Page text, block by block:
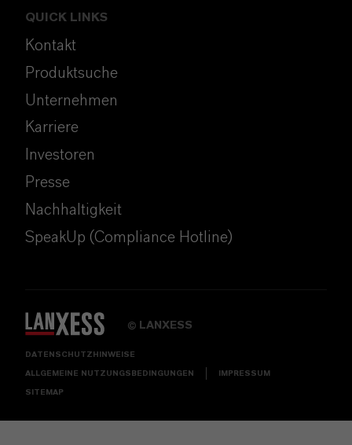
QUICK LINKS
Kontakt
Produktsuche
Unternehmen
Karriere
Investoren
Presse
Nachhaltigkeit
SpeakUp (Compliance Hotline)
© LANXESS
DATENSCHUTZHINWEISE
ALLGEMEINE NUTZUNGSBEDINGUNGEN IMPRESSUM
SITEMAP